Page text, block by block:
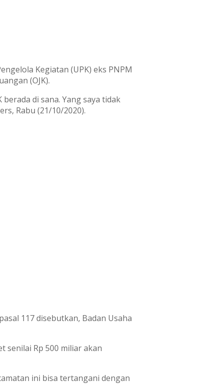
Kegiatan (UPK) eks PNPM
(OJK).
di sana. Yang saya tidak
Rabu (21/10/2020).
117 disebutkan, Badan Usaha
senilai Rp 500 miliar akan
ini bisa tertangani dengan